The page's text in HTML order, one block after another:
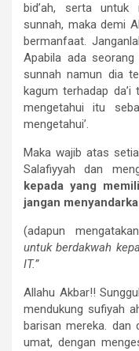
bid’ah, serta untuk
sunnah, maka demi
bermanfaat.
Apabila ada
sunnah namun dia
kagum terhadap da’i
mengetahui itu
mengetahui’.
Maka wajib atas
Salafiyyah dan
kepada yang
jangan
(adapun
untuk berdakwah
IT.”
Allahu Akbar!!
mendukung sufiyah
barisan mereka. dan
umat, dengan